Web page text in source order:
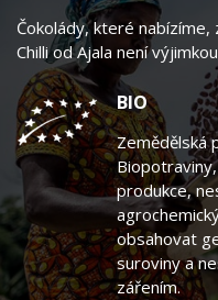
Čokolády, které nabízíme,
Chilli od Ajala není
BIO
Zemědělská
produkce,
obsahovat
suroviny a
zářením.